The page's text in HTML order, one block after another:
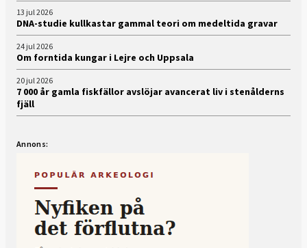
13 jul 2026
DNA-studie kullkastar gammal teori om medeltida gravar
24 jul 2026
Om forntida kungar i Lejre och Uppsala
20 jul 2026
7 000 år gamla fiskfällor avslöjar avancerat liv i stenålderns
fjäll
Annons: